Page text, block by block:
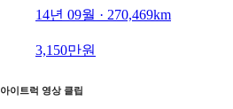
14년 09월 · 270,469km
3,150만원
아이트럭 영상 클립